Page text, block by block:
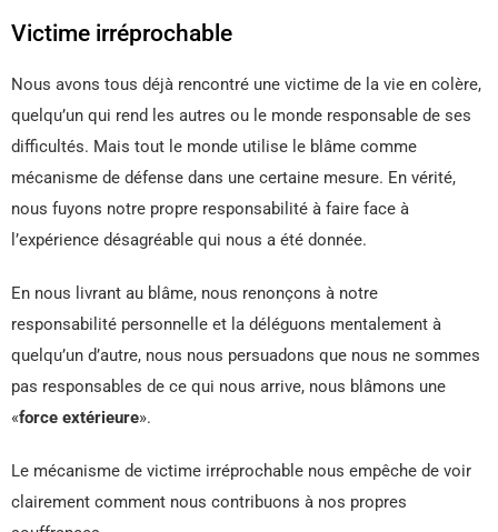
Victime irréprochable
Nous avons tous déjà rencontré une victime de la vie en colère,
quelqu’un qui rend les autres ou le monde responsable de ses
difficultés. Mais tout le monde utilise le blâme comme
mécanisme de défense dans une certaine mesure. En vérité,
nous fuyons notre propre responsabilité à faire face à
l’expérience désagréable qui nous a été donnée.
En nous livrant au blâme, nous renonçons à notre
responsabilité personnelle et la déléguons mentalement à
quelqu’un d’autre, nous nous persuadons que nous ne sommes
pas responsables de ce qui nous arrive, nous blâmons une
«force extérieure».
Le mécanisme de victime irréprochable nous empêche de voir
clairement comment nous contribuons à nos propres